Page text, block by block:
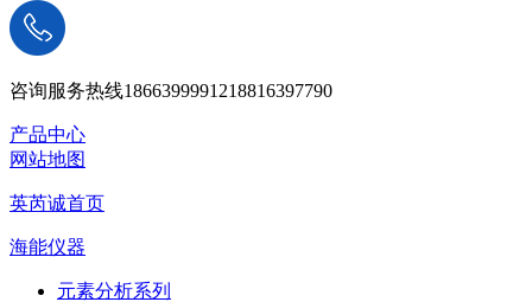
咨询服务热线1866399991218816397790
产品中心
网站地图
英芮诚首页
海能仪器
元素分析系列